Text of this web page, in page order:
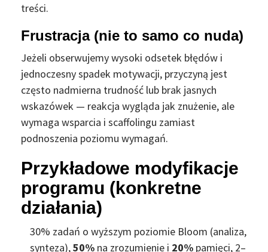
treści.
Frustracja (nie to samo co nuda)
Jeżeli obserwujemy wysoki odsetek błędów i
jednoczesny spadek motywacji, przyczyną jest
często nadmierna trudność lub brak jasnych
wskazówek — reakcja wygląda jak znużenie, ale
wymaga wsparcia i scaffolingu zamiast
podnoszenia poziomu wymagań.
Przykładowe modyfikacje
programu (konkretne
działania)
30% zadań o wyższym poziomie Bloom (analiza,
synteza),50% na zrozumienie i 20% pamięci, 2–